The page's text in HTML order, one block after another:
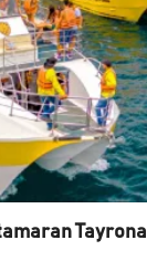
Tayrona